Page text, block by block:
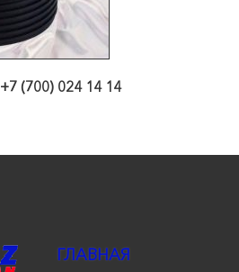
+7 (700) 024 14 14
ГЛАВНАЯ